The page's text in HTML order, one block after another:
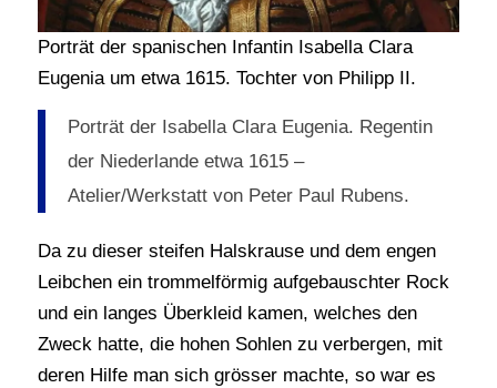
Porträt der spanischen Infantin Isabella Clara
Eugenia um etwa 1615. Tochter von Philipp II.
Porträt der Isabella Clara Eugenia. Regentin
der Niederlande etwa 1615 –
Atelier/Werkstatt von Peter Paul Rubens.
Da zu dieser steifen Halskrause und dem engen
Leibchen ein trommelförmig aufgebauschter Rock
und ein langes Überkleid kamen, welches den
Zweck hatte, die hohen Sohlen zu verbergen, mit
deren Hilfe man sich grösser machte, so war es